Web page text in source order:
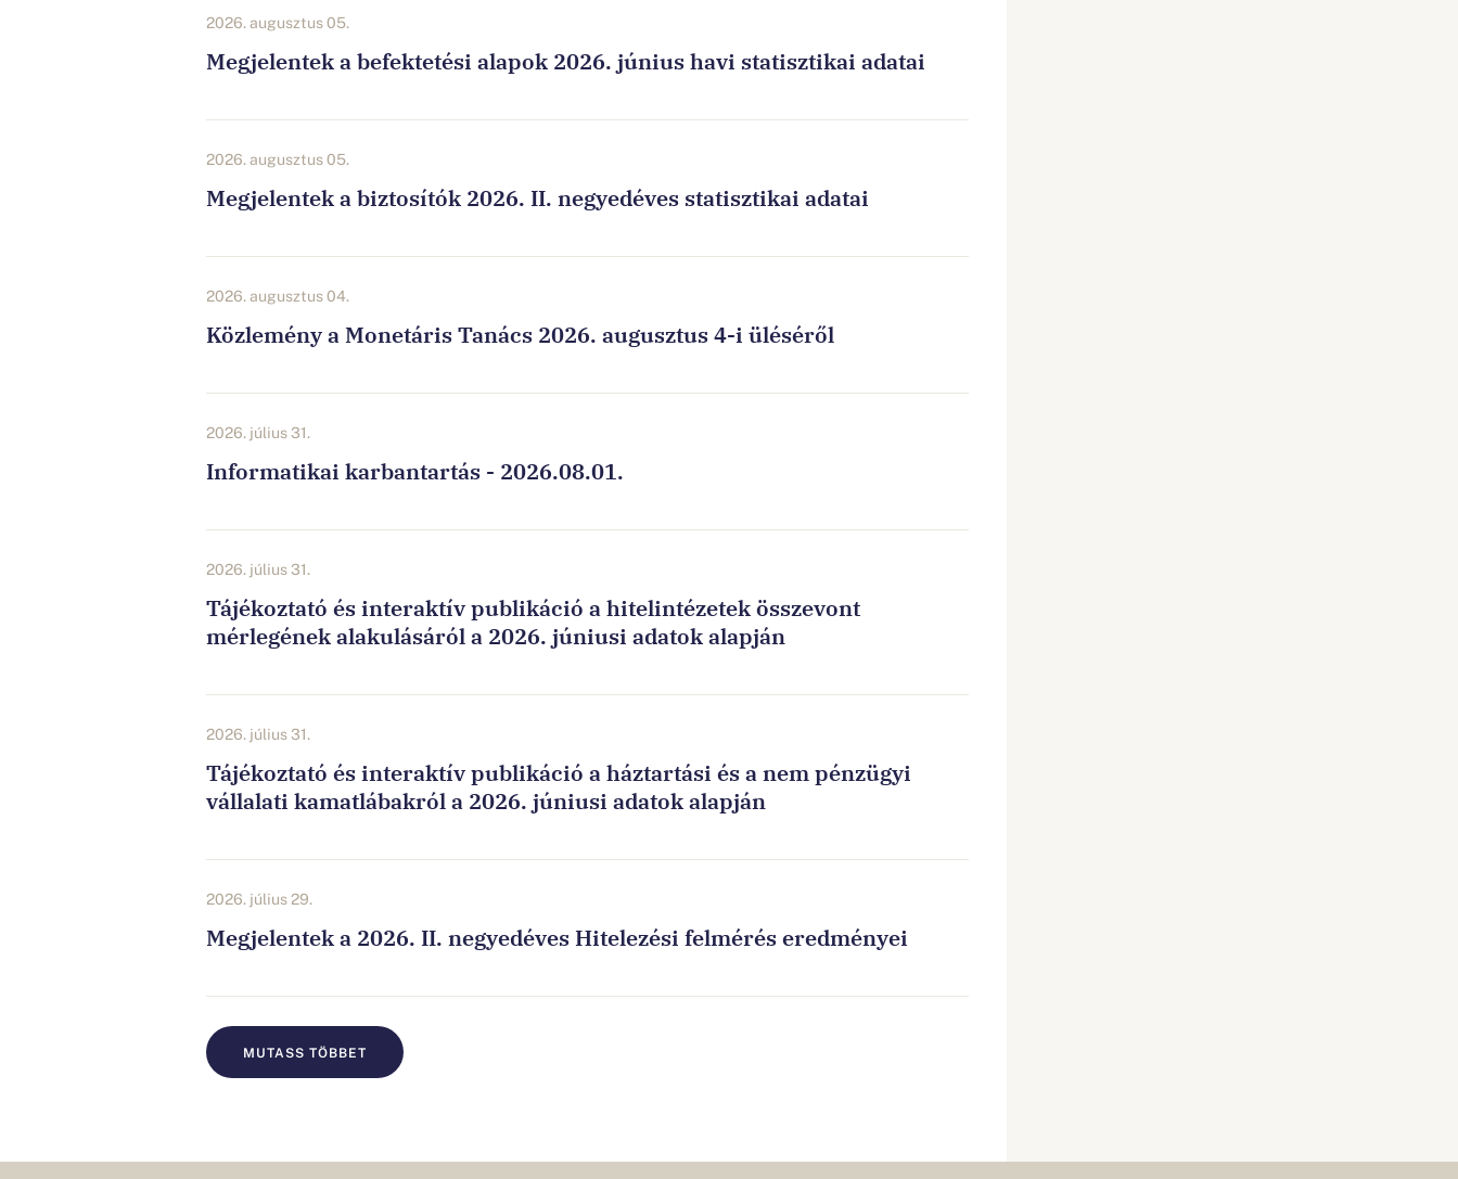
2026. augusztus 05.
Megjelentek a befektetési alapok 2026. június havi statisztikai adatai
2026. augusztus 05.
Megjelentek a biztosítók 2026. II. negyedéves statisztikai adatai
2026. augusztus 04.
Közlemény a Monetáris Tanács 2026. augusztus 4-i üléséről
2026. július 31.
Informatikai karbantartás - 2026.08.01.
2026. július 31.
Tájékoztató és interaktív publikáció a hitelintézetek összevont
mérlegének alakulásáról a 2026. júniusi adatok alapján
2026. július 31.
Tájékoztató és interaktív publikáció a háztartási és a nem pénzügyi
vállalati kamatlábakról a 2026. júniusi adatok alapján
2026. július 29.
Megjelentek a 2026. II. negyedéves Hitelezési felmérés eredményei
MUTASS TÖBBET